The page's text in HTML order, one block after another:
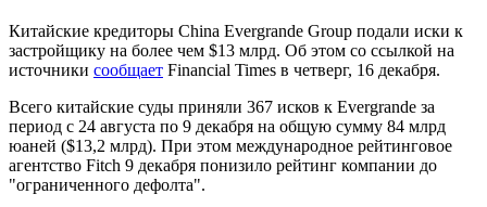
Китайские кредиторы China Evergrande Group подали иски к
застройщику на более чем $13 млрд. Об этом со ссылкой на
источники сообщает Financial Times в четверг, 16 декабря.
Всего китайские суды приняли 367 исков к Evergrande за
период с 24 августа по 9 декабря на общую сумму 84 млрд
юаней ($13,2 млрд). При этом международное рейтинговое
агентство Fitch 9 декабря понизило рейтинг компании до
"ограниченного дефолта".